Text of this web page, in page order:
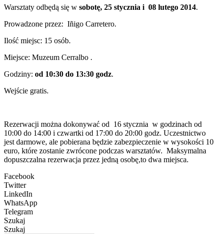
Warsztaty odbędą się w sobotę, 25 stycznia i 08 lutego 2014.
Prowadzone przez: Iñigo Carretero.
Ilość miejsc: 15 osób.
Miejsce: Muzeum Cerralbo .
Godziny: od 10:30 do 13:30 godz.
Wejście gratis.
Rezerwacji można dokonywać od 16 stycznia w godzinach od
10:00 do 14:00 i czwartki od 17:00 do 20:00 godz. Uczestnictwo
jest darmowe, ale pobierana będzie zabezpieczenie w wysokości 10
euro, które zostanie zwrócone podczas warsztatów. Maksymalna
dopuszczalna rezerwacja przez jedną osobę,to dwa miejsca.
Facebook
Twitter
LinkedIn
WhatsApp
Telegram
Szukaj
Szukaj